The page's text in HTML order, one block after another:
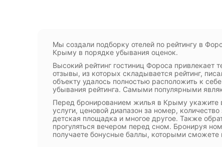
Мы создали подборку отелей по рейтингу в
Крыму в порядке убывания оценок.
Высокий рейтинг гостиниц Фороса привлекает
отзывы, из которых складывается рейтинг,
объекту удалось полностью расположить к
убывания рейтинга. Самыми популярными
Перед бронированием жилья в Крыму
услуги, ценовой диапазон за номер,
детская площадка и многое другое. Также
прогуляться вечером перед сном. Бронируя
получаете бонусные баллы, которыми сможете